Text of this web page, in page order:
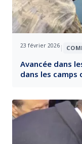
23 février 2026 |
Avancée dans
dans les camps